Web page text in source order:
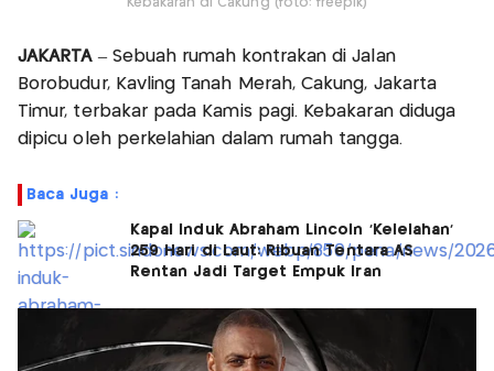
Kebakaran di Cakung (foto: freepik)
JAKARTA– Sebuah rumah kontrakan di Jalan
Borobudur, Kavling Tanah Merah, Cakung, Jakarta
Timur, terbakar pada Kamis pagi. Kebakaran diduga
dipicu oleh perkelahian dalam rumah tangga.
Baca Juga :
Kapal Induk Abraham Lincoln 'Kelelahan'
259 Hari di Laut: Ribuan Tentara AS
Rentan Jadi Target Empuk Iran